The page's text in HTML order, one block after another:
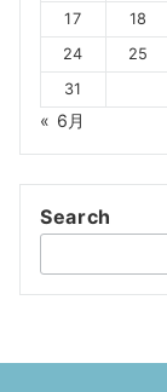
17
18
24
25
31
« 6月
Search
索：